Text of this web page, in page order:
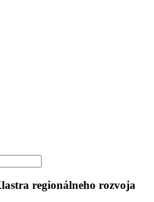
regionálneho rozvoja​